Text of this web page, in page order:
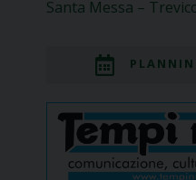
Santa Messa –